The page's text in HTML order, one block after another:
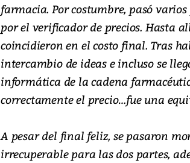
farmacia. Por costumbre, pasó
por el verificador de precios. Hasta
coincidieron en el costo final. Tras
intercambio de ideas e incluso se
informática de la cadena
correctamente el precio…fue una
A pesar del final feliz, se pasaron
irrecuperable para las dos partes,